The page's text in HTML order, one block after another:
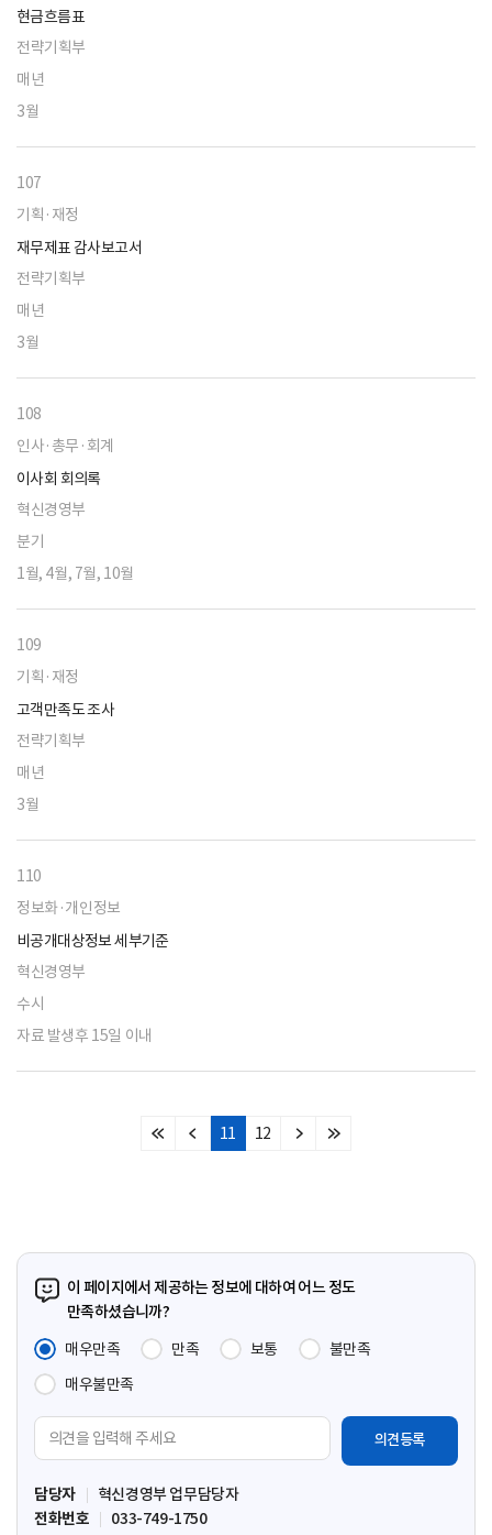
현금흐름표
전략기획부
매년
3월
107
기획·재정
재무제표 감사보고서
전략기획부
매년
3월
108
인사·총무·회계
이사회 회의록
혁신경영부
분기
1월, 4월, 7월, 10월
109
기획·재정
고객만족도 조사
전략기획부
매년
3월
110
정보화·개인정보
비공개대상정보 세부기준
혁신경영부
수시
자료 발생후 15일 이내
처
이
11 12
다
마
이 페이지에서 제공하는 정보에 대하여 어느 정도
만족하셨습니까?
매우만족
만족 보통
불만족
매우불만족
견
입
력
담당자
혁신경영부 업무담당자
전화번호
033-749-1750